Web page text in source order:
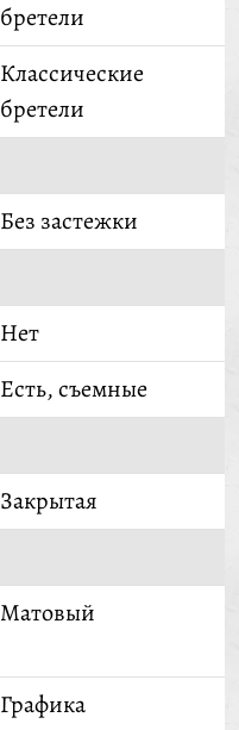
бретели
Классические
бретели
Без застежки
Нет
Есть, съемные
Закрытая
Матовый
Графика